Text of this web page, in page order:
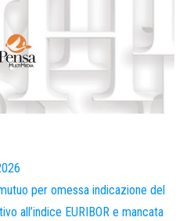
per omessa indicazione del
all’indice EURIBOR e mancata